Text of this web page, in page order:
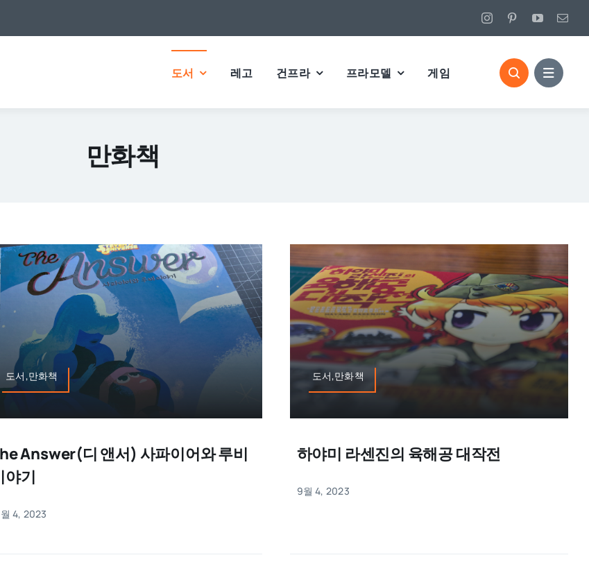
도서 레고 건프라 프라모델 게임
만화책
도서,만화책
Answer(디 앤서) 사파이어와 루비
야기
4, 2023
도서,만화책
하야미 라센진의 육해공 대작전
9월 4, 2023